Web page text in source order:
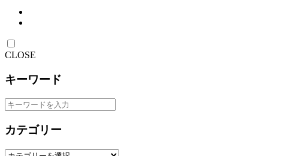
CLOSE
キーワード
カテゴリー